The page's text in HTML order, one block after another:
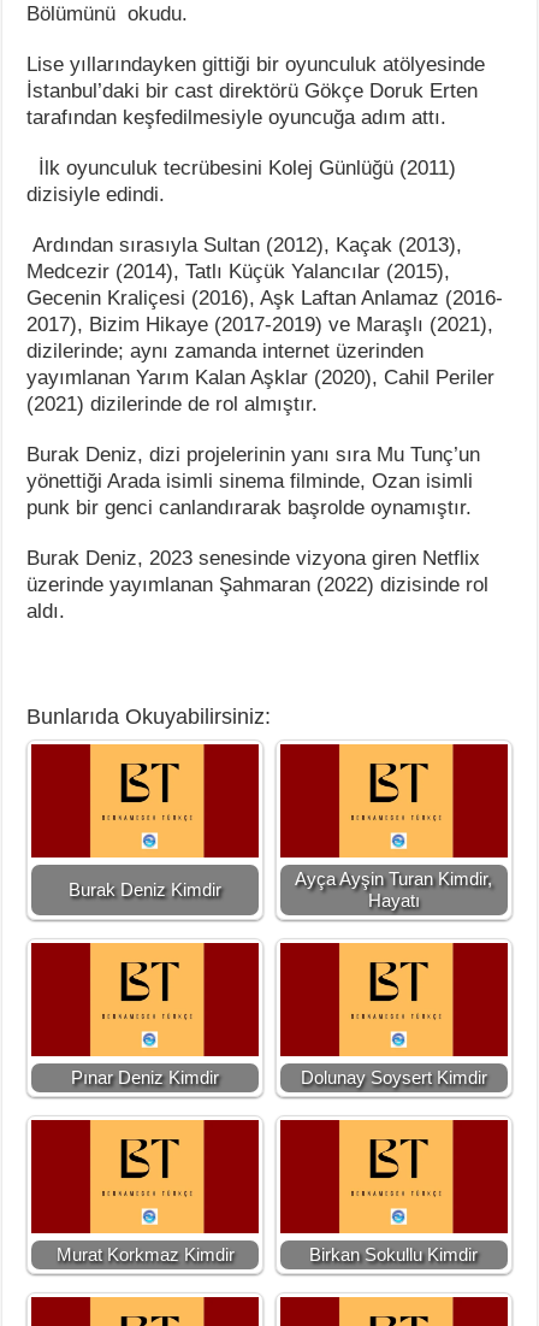
Bölümünü okudu.
Lise yıllarındayken gittiği bir oyunculuk atölyesinde
İstanbul’daki bir cast direktörü Gökçe Doruk Erten
tarafından keşfedilmesiyle oyuncuğa adım attı.
İlk oyunculuk tecrübesini Kolej Günlüğü (2011)
dizisiyle edindi.
Ardından sırasıyla Sultan (2012), Kaçak (2013),
Medcezir (2014), Tatlı Küçük Yalancılar (2015),
Gecenin Kraliçesi (2016), Aşk Laftan Anlamaz (2016-
2017), Bizim Hikaye (2017-2019) ve Maraşlı (2021),
dizilerinde; aynı zamanda internet üzerinden
yayımlanan Yarım Kalan Aşklar (2020), Cahil Periler
(2021) dizilerinde de rol almıştır.
Burak Deniz, dizi projelerinin yanı sıra Mu Tunç’un
yönettiği Arada isimli sinema filminde, Ozan isimli
punk bir genci canlandırarak başrolde oynamıştır.
Burak Deniz, 2023 senesinde vizyona giren Netflix
üzerinde yayımlanan Şahmaran (2022) dizisinde rol
aldı.
Bunlarıda Okuyabilirsiniz:
Burak Deniz Kimdir
Ayça Ayşin Turan Kimdir,
Hayatı
Pınar Deniz Kimdir Dolunay Soysert Kimdir
Murat Korkmaz Kimdir Birkan Sokullu Kimdir